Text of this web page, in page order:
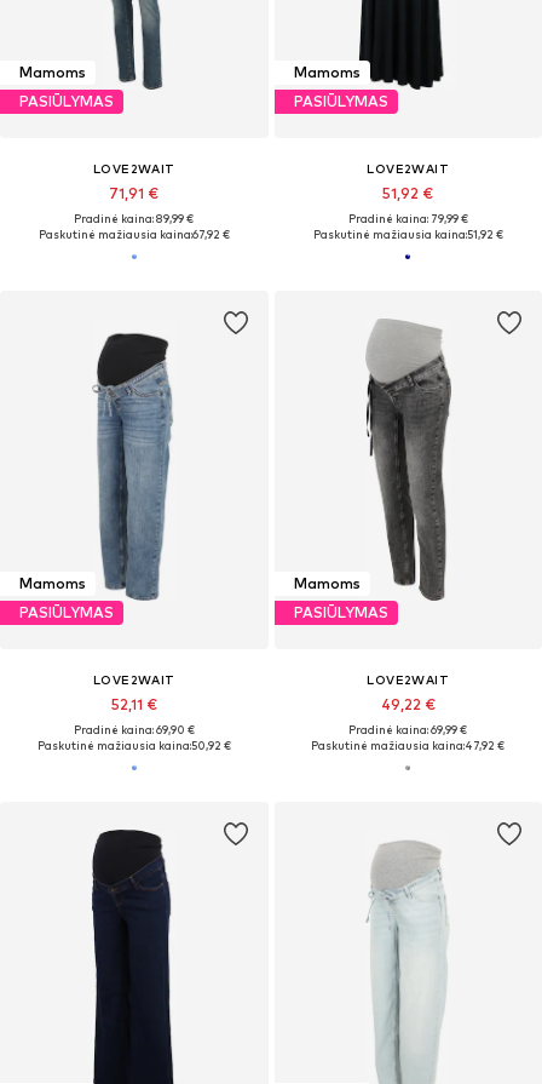
Mamoms
PASIŪLYMAS
LOVE2WAIT
71,91 €
Pradinė kaina: 89,99 €
Paskutinė mažiausia kaina:67,92 €
Mamoms
PASIŪLYMAS
LOVE2WAIT
51,92 €
Pradinė kaina: 79,99 €
Paskutinė mažiausia kaina:51,92 €
Mamoms
PASIŪLYMAS
LOVE2WAIT
52,11 €
Pradinė kaina: 69,90 €
Paskutinė mažiausia kaina:50,92 €
Mamoms
PASIŪLYMAS
LOVE2WAIT
49,22 €
Pradinė kaina: 69,99 €
Paskutinė mažiausia kaina:47,92 €